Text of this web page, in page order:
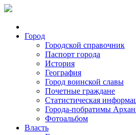
Город
Городской справочник
Паспорт города
История
География
Город воинской славы
Почетные граждане
Статистическая
Города-побратимы
Фотоальбом
Власть